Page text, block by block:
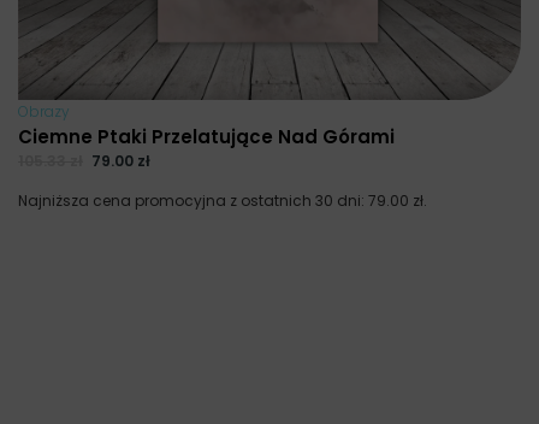
Obrazy
Ciemne Ptaki Przelatujące Nad Górami
79.00 zł
Najniższa cena promocyjna z ostatnich 30 dni: 79.00 zł.